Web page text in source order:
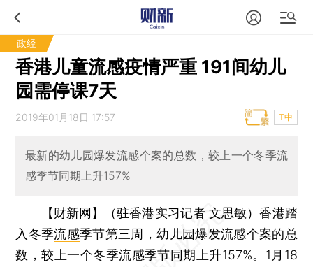
政经
香港儿童流感疫情严重 191间幼儿
园需停课7天
2019年01月18日 17:57 T中
最新的幼儿园爆发流感个案的总数，较上一个冬季流
感季节同期上升157%
【财新网】（驻香港实习记者 文思敏）香港踏
入冬季流感季节第三周，幼儿园爆发流感个案的总
数，较上一个冬季流感季节同期上升157%。1月18